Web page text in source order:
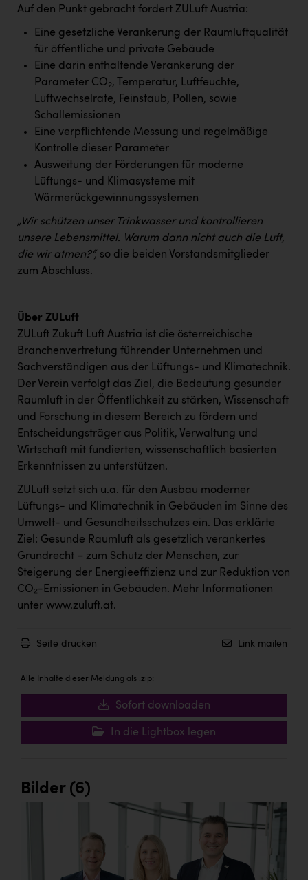
Auf den Punkt gebracht fordert ZULuft Austria:
Eine gesetzliche Verankerung der Raumluftqualität
für öffentliche und private Gebäude
Eine darin enthaltende Verankerung der
Parameter CO2, Temperatur, Luftfeuchte,
Luftwechselrate, Feinstaub, Pollen, sowie
Schallemissionen
Eine verpflichtende Messung und regelmäßige
Kontrolle dieser Parameter
Ausweitung der Förderungen für moderne
Lüftungs- und Klimasysteme mit
Wärmerückgewinnungssystemen
„Wir schützen unser Trinkwasser und kontrollieren
unsere Lebensmittel. Warum dann nicht auch die Luft,
die wir atmen?“, so die beiden Vorstandsmitglieder
zum Abschluss.
Über ZULuft
ZULuft Zukuft Luft Austria ist die österreichische
Branchenvertretung führender Unternehmen und
Sachverständigen aus der Lüftungs- und Klimatechnik.
Der Verein verfolgt das Ziel, die Bedeutung gesunder
Raumluft in der Öffentlichkeit zu stärken, Wissenschaft
und Forschung in diesem Bereich zu fördern und
Entscheidungsträger aus Politik, Verwaltung und
Wirtschaft mit fundierten, wissenschaftlich basierten
Erkenntnissen zu unterstützen.
ZULuft setzt sich u.a. für den Ausbau moderner
Lüftungs- und Klimatechnik in Gebäuden im Sinne des
Umwelt- und Gesundheitsschutzes ein. Das erklärte
Ziel: Gesunde Raumluft als gesetzlich verankertes
Grundrecht – zum Schutz der Menschen, zur
Steigerung der Energieeffizienz und zur Reduktion von
CO₂-Emissionen in Gebäuden. Mehr Informationen
unter www.zuluft.at.
Seite drucken Link mailen
Alle Inhalte dieser Meldung als .zip:
Sofort downloaden
In die Lightbox legen
Bilder (6)